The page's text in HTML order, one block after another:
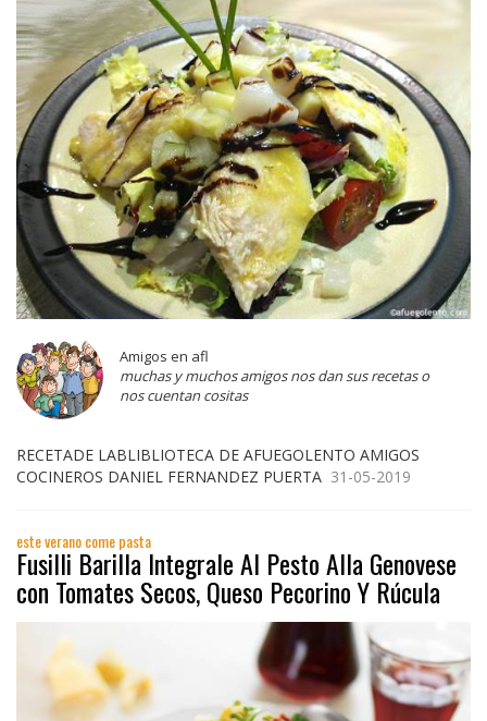
Amigos en afl
muchas y muchos amigos nos dan sus recetas o
nos cuentan cositas
RECETADE LABLIBLIOTECA DE AFUEGOLENTO AMIGOS
COCINEROS DANIEL FERNANDEZ PUERTA 31-05-2019
este verano come pasta
Fusilli Barilla Integrale Al Pesto Alla Genovese
con Tomates Secos, Queso Pecorino Y Rúcula